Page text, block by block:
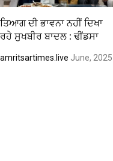
ਤਿਆਗ ਦੀ ਭਾਵਨਾ ਨਹੀਂ ਦਿਖਾ
ਰਹੇ ਸੁਖਬੀਰ ਬਾਦਲ : ਢੀਂਡਸਾ
amritsartimes.live June, 2025